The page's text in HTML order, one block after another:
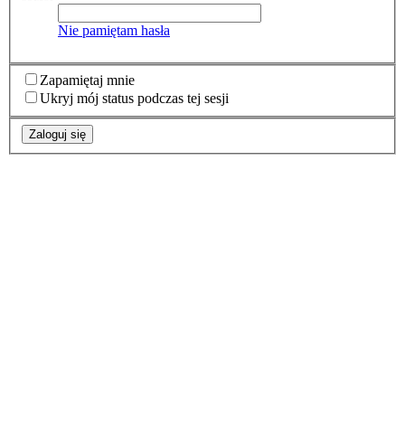
Nie pamiętam hasła
Zapamiętaj mnie
Ukryj mój status podczas tej sesji